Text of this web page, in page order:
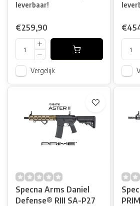
leverbaar!
€259,90
Vergelijk
Specna Arms Daniel
Defense® RIII SA-P27